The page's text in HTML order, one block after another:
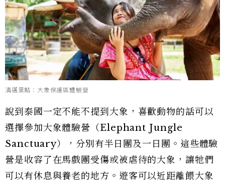
清邁景點：大象保護區體驗營
說到泰國一定不能不提到大象，喜歡動物的話可以
選擇參加大象體驗營（Elephant Jungle
Sanctuary），分別有半日團及一日團。這些體驗
營是收容了在馬戲團受傷或被虐待的大象，讓牠們
可以有休息與養老的地方。遊客可以近距離餵大象